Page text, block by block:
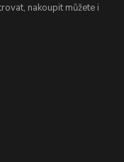
nakoupit můžete i